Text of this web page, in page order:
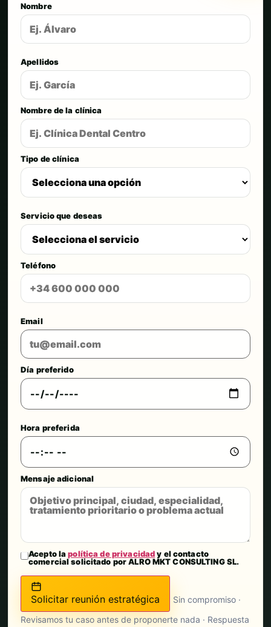
Nombre
Apellidos
Nombre de la clínica
Tipo de clínica
Servicio que deseas
Teléfono
Email
Día preferido
Hora preferida
Mensaje adicional
Acepto lapolítica de privacidady el contacto
comercial solicitado por ALRO MKT CONSULTING SL.
Solicitar reunión estratégica
Sin compromiso ·
Revisamos tu caso antes de proponerte nada · Respuesta